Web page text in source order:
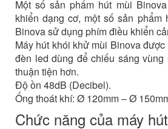
Một số sản phẩm hút mùi
khiển dạng cơ, một số sản phẩm
Binova sử dụng phím điều khiển
Máy hút khói khử mùi Binova
đèn led dùng để chiếu sáng
thuận tiện hơn.
Độ ồn 48dB (Decibel).
Ống thoát khí: Ø 120mm – Ø
Chức năng của máy